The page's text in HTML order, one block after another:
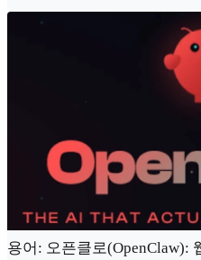
용어: 오픈클로(OpenClaw):